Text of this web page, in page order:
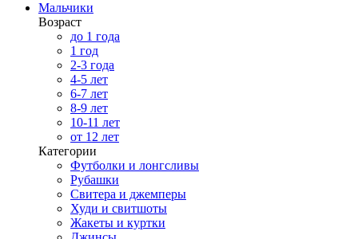
Мальчики
Возраст
до 1 года
1 год
2-3 года
4-5 лет
6-7 лет
8-9 лет
10-11 лет
от 12 лет
Категории
Футболки и лонгсливы
Рубашки
Свитера и джемперы
Худи и свитшоты
Жакеты и куртки